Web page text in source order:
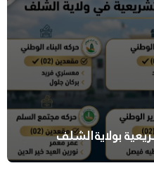
بولاية الشلف